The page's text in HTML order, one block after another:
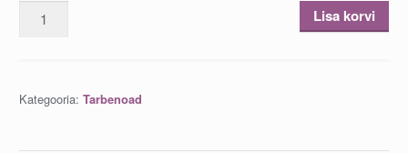
Seki
Lisa korvi
Kategooria: Tarbenoad